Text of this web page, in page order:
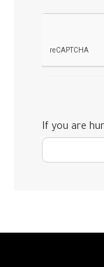
If you are